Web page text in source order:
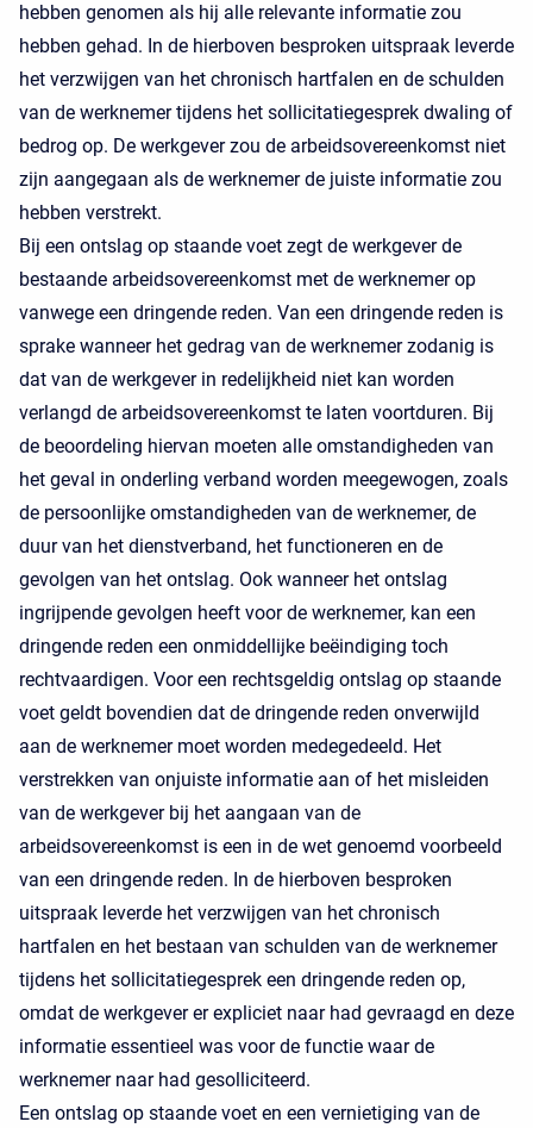
hebben genomen als hij alle relevante informatie zou
hebben gehad. In de hierboven besproken uitspraak leverde
het verzwijgen van het chronisch hartfalen en de schulden
van de werknemer tijdens het sollicitatiegesprek dwaling of
bedrog op. De werkgever zou de arbeidsovereenkomst niet
zijn aangegaan als de werknemer de juiste informatie zou
hebben verstrekt.
Bij een ontslag op staande voet zegt de werkgever de
bestaande arbeidsovereenkomst met de werknemer op
vanwege een dringende reden. Van een dringende reden is
sprake wanneer het gedrag van de werknemer zodanig is
dat van de werkgever in redelijkheid niet kan worden
verlangd de arbeidsovereenkomst te laten voortduren. Bij
de beoordeling hiervan moeten alle omstandigheden van
het geval in onderling verband worden meegewogen, zoals
de persoonlijke omstandigheden van de werknemer, de
duur van het dienstverband, het functioneren en de
gevolgen van het ontslag. Ook wanneer het ontslag
ingrijpende gevolgen heeft voor de werknemer, kan een
dringende reden een onmiddellijke beëindiging toch
rechtvaardigen. Voor een rechtsgeldig ontslag op staande
voet geldt bovendien dat de dringende reden onverwijld
aan de werknemer moet worden medegedeeld. Het
verstrekken van onjuiste informatie aan of het misleiden
van de werkgever bij het aangaan van de
arbeidsovereenkomst is een in de wet genoemd voorbeeld
van een dringende reden. In de hierboven besproken
uitspraak leverde het verzwijgen van het chronisch
hartfalen en het bestaan van schulden van de werknemer
tijdens het sollicitatiegesprek een dringende reden op,
omdat de werkgever er expliciet naar had gevraagd en deze
informatie essentieel was voor de functie waar de
werknemer naar had gesolliciteerd.
Een ontslag op staande voet en een vernietiging van de